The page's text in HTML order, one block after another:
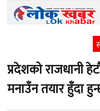
प्रदेशको राजधानी
मनाउँन तयार हुँदा